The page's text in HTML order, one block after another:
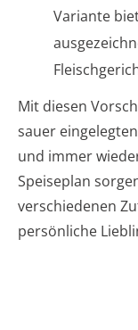
Variante
Mit diesen
sauer
und immer
Speiseplan
verschiedenen
persönliche